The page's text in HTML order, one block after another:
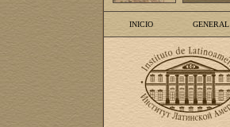
INICIO GENERAL